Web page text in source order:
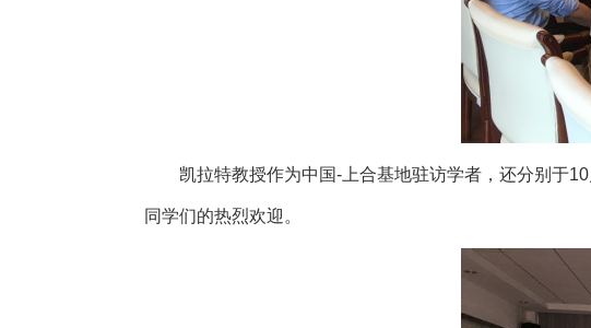
凯拉特教授作为中国- 上合基地驻访学者，还分别于10
同学们的热烈欢迎。